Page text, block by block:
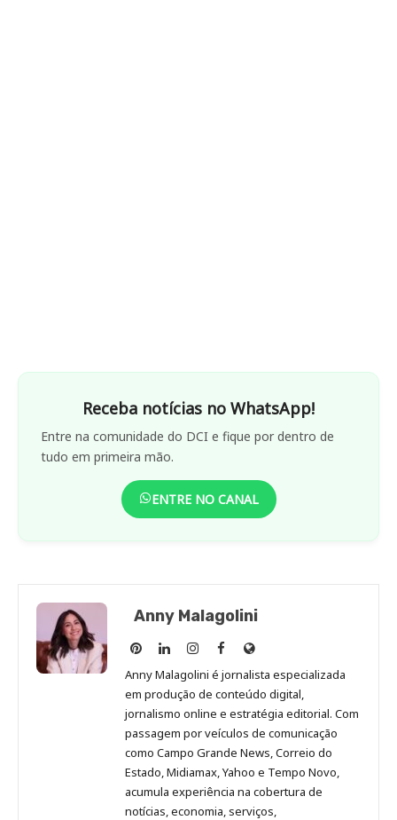
Receba notícias no WhatsApp!
Entre na comunidade do DCI e fique por dentro de
tudo em primeira mão.
ENTRE NO CANAL
Anny Malagolini
Anny
Malagolini
no
Pinterest
Anny
Malagolini
no
LinkedIn
Anny
Malagolini
no
Instagram
Anny
Malagolini
no
Facebook
Site
de
Anny
Malagolini
Anny Malagolini é jornalista especializada
em produção de conteúdo digital,
jornalismo online e estratégia editorial. Com
passagem por veículos de comunicação
como Campo Grande News, Correio do
Estado, Midiamax, Yahoo e Tempo Novo,
acumula experiência na cobertura de
notícias, economia, serviços,